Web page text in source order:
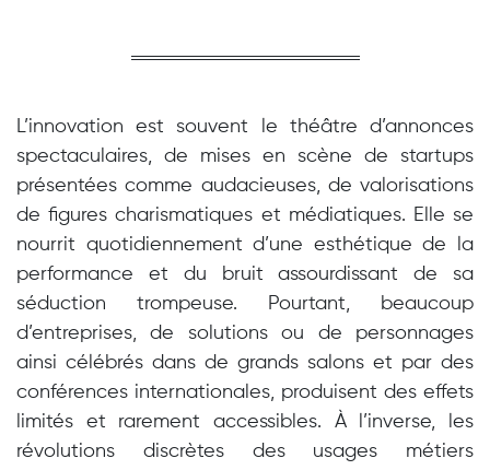
L’innovation est souvent le théâtre d’annonces
spectaculaires, de mises en scène de startups
présentées comme audacieuses, de valorisations
de figures charismatiques et médiatiques. Elle se
nourrit quotidiennement d’une esthétique de la
performance et du bruit assourdissant de sa
séduction trompeuse. Pourtant, beaucoup
d’entreprises, de solutions ou de personnages
ainsi célébrés dans de grands salons et par des
conférences internationales, produisent des effets
limités et rarement accessibles. À l’inverse, les
révolutions discrètes des usages métiers